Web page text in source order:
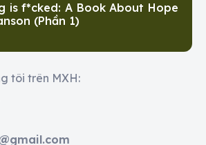
is f*cked: A Book About Hope
(Phần 1)
tôi trên MXH: